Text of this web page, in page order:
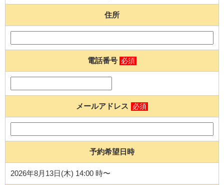
住所
電話番号 必須
メールアドレス 必須
予約希望日時
2026年8月13日(木) 14:00 時〜